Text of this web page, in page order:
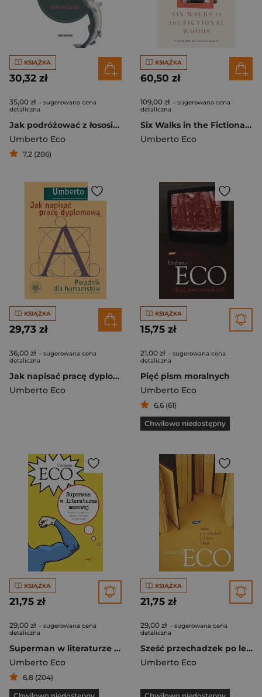
KSIĄŻKA
30,32 zł
35,00 zł - sugerowana cena
detaliczna
Jak podróżować z łososiem
Umberto Eco
7,2 (206)
KSIĄŻKA
60,50 zł
109,00 zł - sugerowana cena
detaliczna
Six Walks in the Fictional Woods
Umberto Eco
KSIĄŻKA
29,73 zł
36,00 zł - sugerowana cena
detaliczna
Jak napisać pracę dyplomową. Poradnik dla...
Umberto Eco
KSIĄŻKA
15,75 zł
21,00 zł - sugerowana cena
detaliczna
Pięć pism moralnych
Umberto Eco
6,6 (61)
Chwilowo niedostępny
KSIĄŻKA
21,75 zł
29,00 zł - sugerowana cena
detaliczna
Superman w literaturze masowej. Powieść popularna: między retoryką a ideologią
Umberto Eco
6,8 (204)
KSIĄŻKA
21,75 zł
29,00 zł - sugerowana cena
detaliczna
Sześć przechadzek po lesie fikcji
Umberto Eco